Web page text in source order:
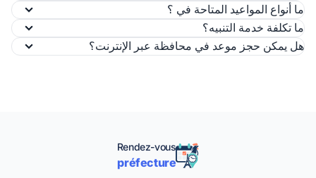
ما أنواع المواعيد المتاحة في ؟
ما تكلفة خدمة التنبيه؟
هل يمكن حجز موعد في محافظة عبر الإنترنت؟
Rendez-vous
préfecture